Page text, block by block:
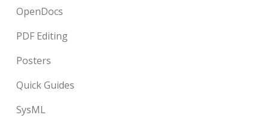
OpenDocs
PDF Editing
Posters
Quick Guides
SysML